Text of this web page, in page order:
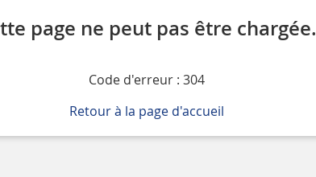
page ne peut pas être chargée.
Code d'erreur : 304
Retour à la page d'accueil